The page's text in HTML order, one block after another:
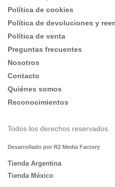
Política de cookies
Política de devoluciones y
Política de venta
Preguntas frecuentes
Nosotros
Contacto
Quiénes somos
Reconocimientos
Todos los derechos reservados.
Desarrollado por R2 Media Factory
Tienda Argentina
Tienda México